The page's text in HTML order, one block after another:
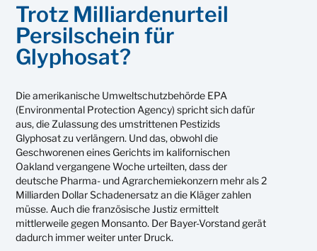
Trotz Milliardenurteil
Persilschein für
Glyphosat?
Die amerikanische Umweltschutzbehörde EPA
(Environmental Protection Agency) spricht sich dafür
aus, die Zulassung des umstrittenen Pestizids
Glyphosat zu verlängern. Und das, obwohl die
Geschworenen eines Gerichts im kalifornischen
Oakland vergangene Woche urteilten, dass der
deutsche Pharma- und Agrarchemiekonzern mehr als 2
Milliarden Dollar Schadenersatz an die Kläger zahlen
müsse. Auch die französische Justiz ermittelt
mittlerweile gegen Monsanto. Der Bayer-Vorstand gerät
dadurch immer weiter unter Druck.